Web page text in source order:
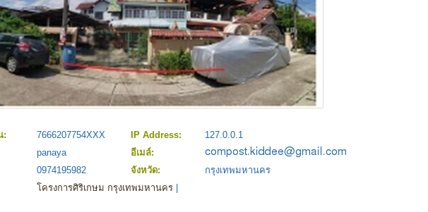
: 7666207754XXX IP Address:
127.0.0.1
panaya
อีเมล์:
0974195982 จังหวัด:
กรุงเทพมหานคร
โครงการศิริเกษม กรุงเทพมหานคร